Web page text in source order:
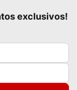
exclusivos!